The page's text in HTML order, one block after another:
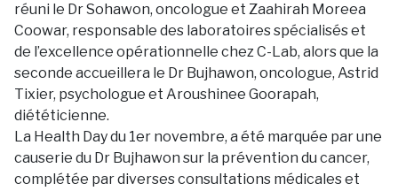
réuni le Dr Sohawon, oncologue et Zaahirah Moreea
Coowar, responsable des laboratoires spécialisés et
de l’excellence opérationnelle chez C-Lab, alors que la
seconde accueillera le Dr Bujhawon, oncologue, Astrid
Tixier, psychologue et Aroushinee Goorapah,
diététicienne.
La Health Day du 1er novembre, a été marquée par une
causerie du Dr Bujhawon sur la prévention du cancer,
complétée par diverses consultations médicales et